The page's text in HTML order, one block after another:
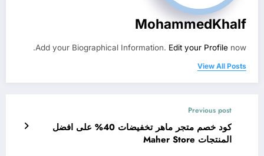
MohammedKhalf
Add your Biographical Information. Edit your Profile now.
View All Posts
Previous post
كود خصم متجر ماهر تخفيضات 40% على افضل
المنتجات Maher Store